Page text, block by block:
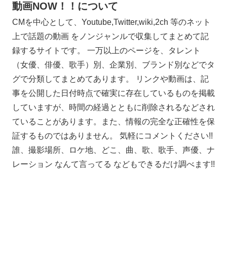
動画NOW！！について
CMを中心として、Youtube,Twitter,wiki,2ch 等のネット
上で話題の動画 をノンジャンルで収集してまとめて記
録するサイトです。 一万以上のページを、タレント
（女優、俳優、歌手）別、企業別、ブランド別などでタ
グで分類してまとめてあります。 リンクや動画は、記
事を公開した日付時点で確実に存在しているものを掲載
していますが、時間の経過とともに削除されるなどされ
ていることがあります。また、情報の完全な正確性を保
証するものではありません。 気軽にコメントください!!
誰、撮影場所、ロケ地、どこ、曲、歌、歌手、声優、ナ
レーション なんて言ってる などもできるだけ調べます!!